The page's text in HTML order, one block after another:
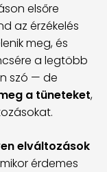
elsőre
az érzékelés
meg, és
a legtöbb
szó — de
a tüneteket,
elváltozások
érdemes